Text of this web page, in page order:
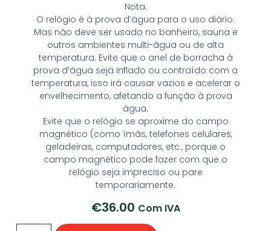
Nota:
O relógio é à prova d’água para o uso diário.
Mas não deve ser usado no banheiro, sauna e
outros ambientes multi-água ou de alta
temperatura. Evite que o anel de borracha à
prova d’água seja inflado ou contraído com a
temperatura, isso irá causar vazios e acelerar o
envelhecimento, afetando a função à prova
água.
Evite que o relógio se aproxime do campo
magnético (como ímãs, telefones celulares,
geladeiras, computadores, etc., porque o
campo magnético pode fazer com que o
relógio seja impreciso ou pare
temporariamente.
€36.00 Com IVA